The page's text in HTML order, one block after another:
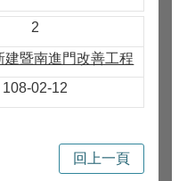
2
建暨南進門改善工程
108-02-12
回上一頁